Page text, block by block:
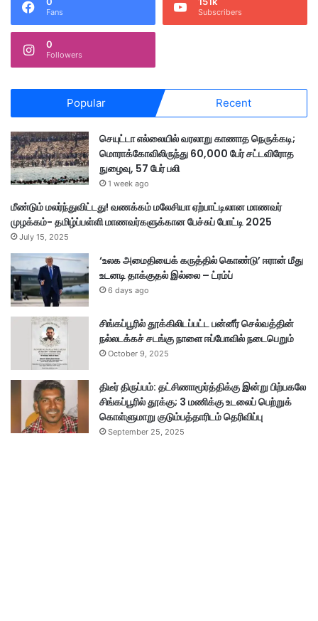
Fans Subscribers
0
Followers
Popular Recent
செயுட்டா எல்லையில் வரலாறு காணாத நெருக்கடி;
மொராக்கோவிலிருந்து 60,000 பேர் சட்டவிரோத
நுழைவு, 57 பேர் பலி
1 week ago
மீண்டும் மலர்ந்துவிட்டது! வணக்கம் மலேசியா ஏற்பாட்டிலான மாணவர்
முழக்கம்- தமிழ்ப்பள்ளி மாணவர்களுக்கான பேச்சுப் போட்டி 2025
July 15, 2025
‘உலக அமைதியைக் கருத்தில் கொண்டு’ ஈரான் மீது
உடனடி தாக்குதல் இல்லை – ட்ரம்ப்
6 days ago
சிங்கப்பூரில் தூக்கிலிடப்பட்ட பன்னீர் செல்வத்தின்
நல்லடக்கச் சடங்கு நாளை ஈப்போவில் நடைபெறும்
October 9, 2025
திடீர் திருப்பம்: தட்சிணாமூர்த்திக்கு இன்று பிற்பகலே
சிங்கப்பூரில் தூக்கு; 3 மணிக்கு உடலைப் பெற்றுக்
கொள்ளுமாறு குடும்பத்தாரிடம் தெரிவிப்பு
September 25, 2025